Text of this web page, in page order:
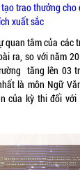
trao thưởng cho
xuất sắc
quan tâm của các
ra, so với năm
tăng lên 03
là môn Ngữ
của kỳ thi đối